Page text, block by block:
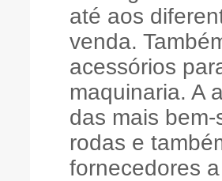
até aos
venda.
acessórios
maquinaria. A
das mais
rodas e
fornecedores